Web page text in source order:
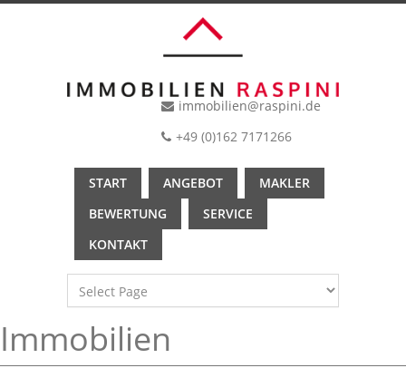
immobilien@raspini.de
+49 (0)162 7171266
START ANGEBOT
MAKLER
BEWERTUNG
SERVICE
KONTAKT
Immobilien